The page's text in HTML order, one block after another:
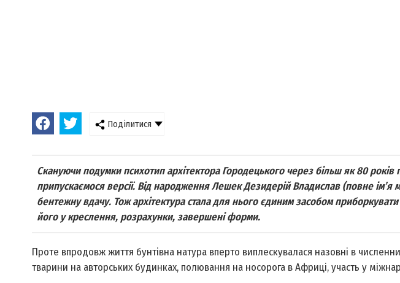
Поділитися
Скануючи подумки психотип архітектора Городецького через більш як 80 років
припускаємося версії. Від народження Лешек Дезидерій Владислав (повне ім’я
бентежну вдачу. Тож архітектура стала для нього єдиним засобом
його у креслення, розрахунки, завершені форми.
Проте впродовж життя бунтівна натура вперто виплескувалася назовні в
тварини на авторських будинках, полювання на носорога в Африці, участь у